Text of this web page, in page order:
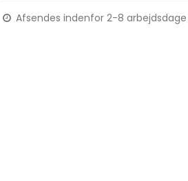
Afsendes indenfor 2-8 arbejdsdage